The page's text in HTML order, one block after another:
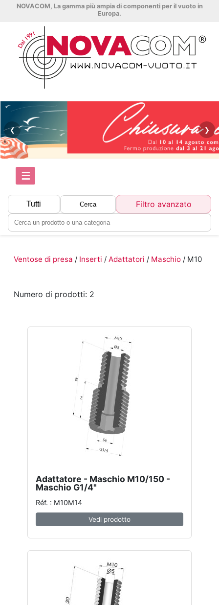
NOVACOM, La gamma più ampia di componenti per il vuoto in
Europa.
❮ ❯
☰
Tutti Cerca Filtro avanzato
Ventose di presa / Inserti / Adattatori / Maschio / M10
Numero di prodotti: 2
Adattatore - Maschio M10/150 -
Maschio G1/4"
Réf. : M10M14
Vedi prodotto